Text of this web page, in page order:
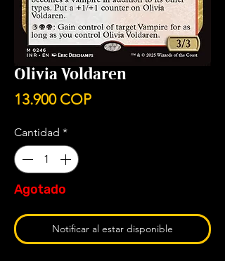
Olivia Voldaren
13.900 COPPrecio
Cantidad *
Agotado
Notificar al estar disponible